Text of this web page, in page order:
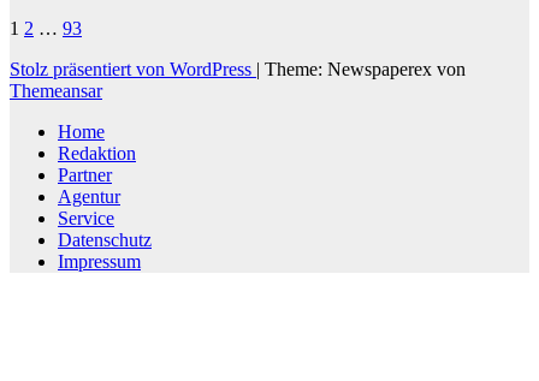
Seitennummerierung
der
Beiträge
1 2 … 93
Stolz präsentiert von WordPress | Theme: Newspaperex von
Themeansar
Home
Redaktion
Partner
Agentur
Service
Datenschutz
Impressum